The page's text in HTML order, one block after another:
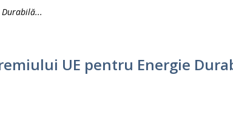
UE pentru Energie